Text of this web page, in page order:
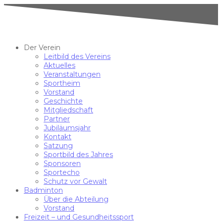
Der Verein
Leitbild des Vereins
Aktuelles
Veranstaltungen
Sportheim
Vorstand
Geschichte
Mitgliedschaft
Partner
Jubiläumsjahr
Kontakt
Satzung
Sportbild des Jahres
Sponsoren
Sportecho
Schutz vor Gewalt
Badminton
Über die Abteilung
Vorstand
Freizeit – und Gesundheitssport